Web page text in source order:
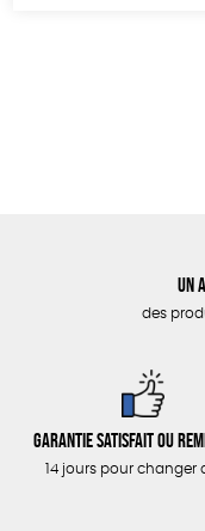
Un
des
Garantie satisfait ou
14 jours pour changer